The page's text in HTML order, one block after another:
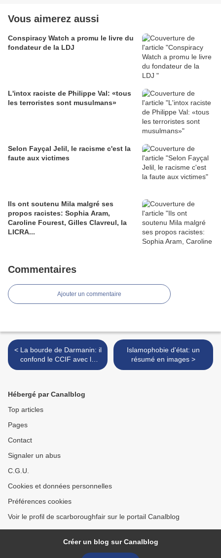
Vous aimerez aussi
Conspiracy Watch a promu le livre du
fondateur de la LDJ
L'intox raciste de Philippe Val: «tous
les terroristes sont musulmans»
Selon Fayçal Jelil, le racisme c'est la
faute aux victimes
Ils ont soutenu Mila malgré ses
propos racistes: Sophia Aram,
Caroline Fourest, Gilles Clavreul, la
LICRA...
Commentaires
Ajouter un commentaire
< La bourde de Darmanin: il
confond le CCIF avec le
CIF (Conseil des Imams de
Islamophobie d'état: un
résumé en images >
Hébergé par Canalblog
Top articles
Pages
Contact
Signaler un abus
C.G.U.
Cookies et données personnelles
Préférences cookies
Voir le profil de scarboroughfair sur le portail Canalblog
Créer un blog sur Canalblog